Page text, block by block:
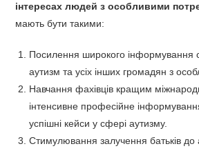
інтересах людей з особливими
мають бути такими:
Посилення широкого інформування
аутизм та усіх інших громадян з
Навчання фахівців кращим
інтенсивне професійне
успішні кейси у сфері аутизму.
Стимулювання залучення батьків до